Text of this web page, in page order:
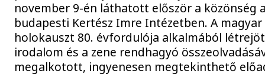
november 9-én láthatott először a közönség
budapesti Kertész Imre Intézetben. A magyar
holokauszt 80. évfordulója alkalmából
irodalom és a zene rendhagyó
megalkotott, ingyenesen megtekinthető